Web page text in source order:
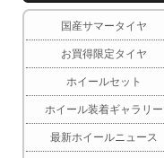
国産サマータイヤ
お買得限定タイヤ
ホイールセット
ホイール装着ギャラリー
最新ホイールニュース